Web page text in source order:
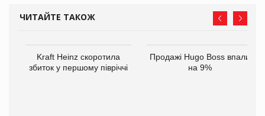
ЧИТАЙТЕ ТАКОЖ
Kraft Heinz скоротила
збиток у першому півріччі
Продажі Hugo Boss впали
на 9%